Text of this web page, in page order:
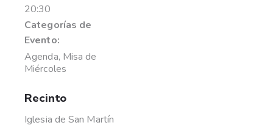
20:30
Categorías de
Evento:
Agenda, Misa de
Miércoles
Recinto
Iglesia de San Martín